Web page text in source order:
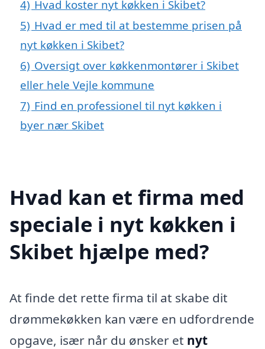
4) Hvad koster nyt køkken i Skibet?
5) Hvad er med til at bestemme prisen på
nyt køkken i Skibet?
6) Oversigt over køkkenmontører i Skibet
eller hele Vejle kommune
7) Find en professionel til nyt køkken i
byer nær Skibet
Hvad kan et firma med
speciale i nyt køkken i
Skibet hjælpe med?
At finde det rette firma til at skabe dit
drømmekøkken kan være en udfordrende
opgave, især når du ønsker et nyt